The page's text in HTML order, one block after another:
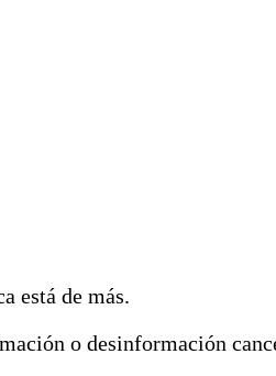
está de más.
o desinformación